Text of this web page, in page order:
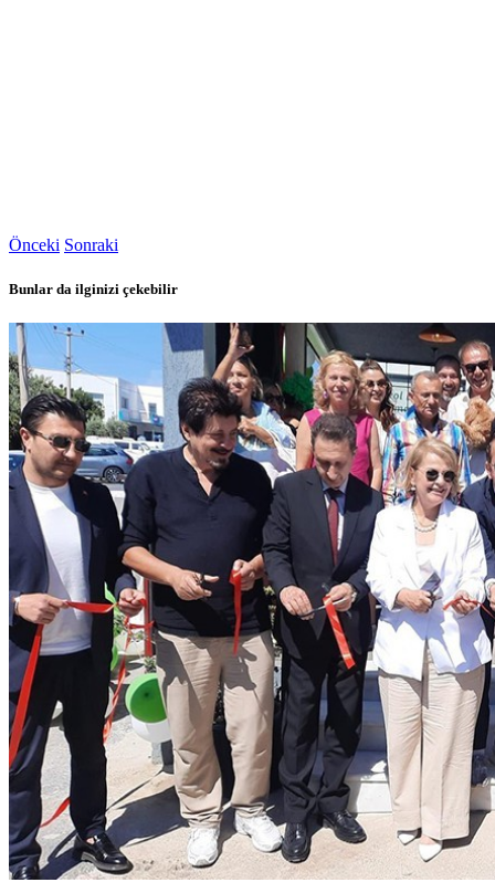
Önceki Sonraki
Bunlar da ilginizi çekebilir